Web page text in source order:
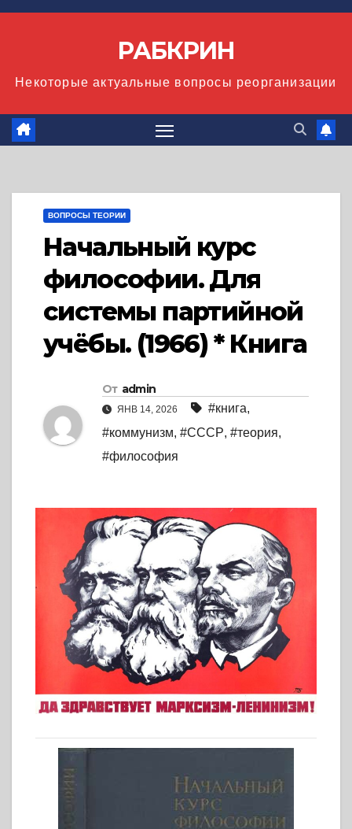
Перейти
РАБКРИН
Некоторые актуальные вопросы реорганизации
ВОПРОСЫ ТЕОРИИ
Начальный курс
философии. Для
системы партийной
учёбы. (1966) * Книга
От admin
ЯНВ 14, 2026 #книга,
#коммунизм, #СССР, #теория,
#философия